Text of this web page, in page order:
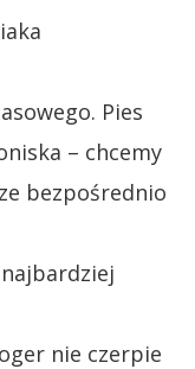
Pies
– chcemy
bezpośrednio
nie czerpie